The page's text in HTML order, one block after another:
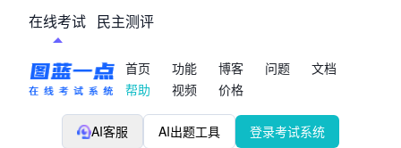
在线考试 民主测评
首页 功能 博客 问题
文档
帮助
视频 价格
AI客服 AI出题工具 登录考试系统